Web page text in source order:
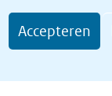
Accepteren